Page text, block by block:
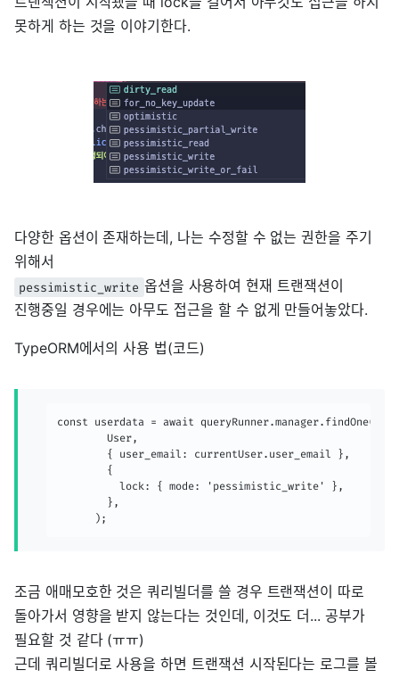
못하게 하는 것을 이야기한다.
다양한 옵션이 존재하는데, 나는 수정할 수 없는 권한을 주기
위해서
pessimistic_write 옵션을 사용하여 현재 트랜잭션이
진행중일 경우에는 아무도 접근을 할 수 없게 만들어놓았다.
TypeORM에서의 사용 법(코드)
const userdata = await queryRunner.manager.findOne(
        User,
        { user_email: currentUser.user_email },
        {
          lock: { mode: 'pessimistic_write' },
        },
      );
조금 애매모호한 것은 쿼리빌더를 쓸 경우 트랜잭션이 따로
돌아가서 영향을 받지 않는다는 것인데, 이것도 더... 공부가
필요할 것 같다 (ㅠㅠ)
근데 쿼리빌더로 사용을 하면 트랜잭션 시작된다는 로그를 볼